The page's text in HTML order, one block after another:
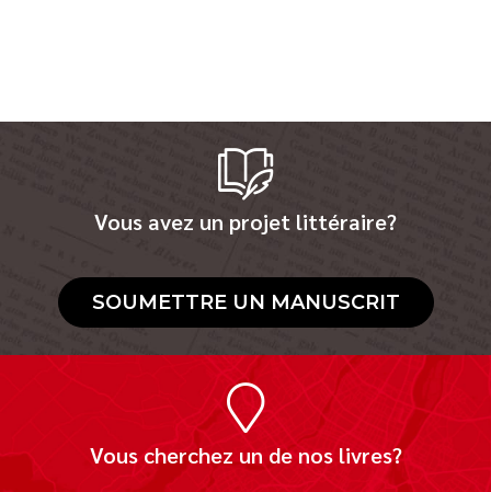
Vous avez un projet littéraire?
SOUMETTRE UN MANUSCRIT
Vous cherchez un de nos livres?